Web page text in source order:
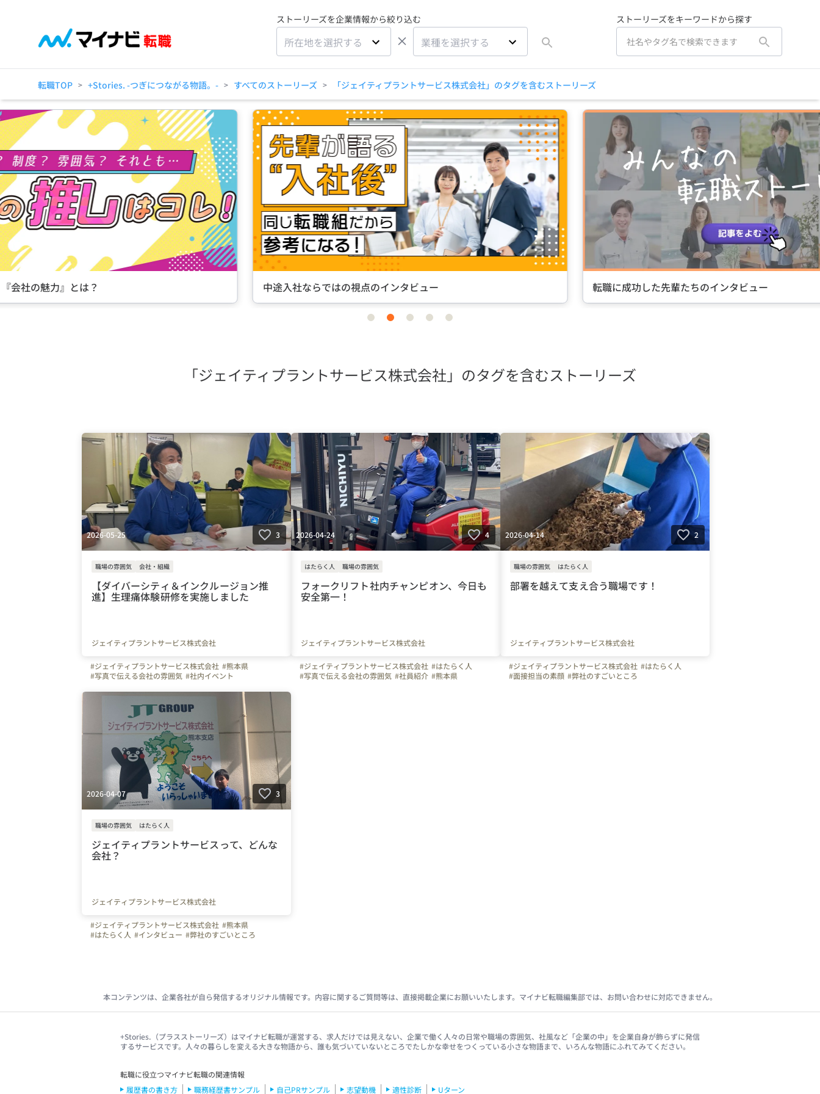
ストーリーズを企業情報から絞り込む
所在地を選択する × 業種を選択する
ストーリーズをキーワードから探す
転職TOP > +Stories. -つぎにつながる物語。- > すべてのストーリーズ > 「ジェイティプラントサービス株式会社」のタグを含むストーリーズ
会社の魅力』とは？ 中途入社ならではの視点のインタビュー 転職に成功した先輩たちのインタビュー
item item item item item
「ジェイティプラントサービス株式会社」のタグを含むストーリーズ
2026-05-25 3
職場の雰囲気 会社・組織
【ダイバーシティ＆インクルージョン推
進】生理痛体験研修を実施しました
ジェイティプラントサービス株式会社
#ジェイティプラントサービス株式会社 #熊本県
#写真で伝える会社の雰囲気 #社内イベント
2026-04-24 4
はたらく人 職場の雰囲気
フォークリフト社内チャンピオン、今日も
安全第一！
ジェイティプラントサービス株式会社
#ジェイティプラントサービス株式会社 #はたらく人
#写真で伝える会社の雰囲気 #社員紹介 #熊本県
2026-04-14 2
職場の雰囲気 はたらく人
部署を越えて支え合う職場です！
ジェイティプラントサービス株式会社
#ジェイティプラントサービス株式会社 #はたらく人
#面接担当の素顔 #弊社のすごいところ
2026-04-07 3
職場の雰囲気 はたらく人
ジェイティプラントサービスって、どんな
会社？
ジェイティプラントサービス株式会社
#ジェイティプラントサービス株式会社 #熊本県
#はたらく人 #インタビュー #弊社のすごいところ
本コンテンツは、企業各社が自ら発信するオリジナル情報です。内容に関するご質問等は、直接掲載企業にお願いいたします。マイナビ転職編集部では、お問い合わせに対応できません。
+Stories.（プラスストーリーズ）はマイナビ転職が運営する、求人だけでは見えない、企業で働く人々の日常や職場の雰囲気、社風など「企業の中」を企業自身が飾らずに発信
するサービスです。人々の暮らしを変える大きな物語から、誰も気づいていないところでたしかな幸せをつくっている小さな物語まで、いろんな物語にふれてみてください。
転職に役立つマイナビ転職の関連情報
履歴書の書き方
職務経歴書サンプル 自己PRサンプル 志望動機 適性診断 Uターン